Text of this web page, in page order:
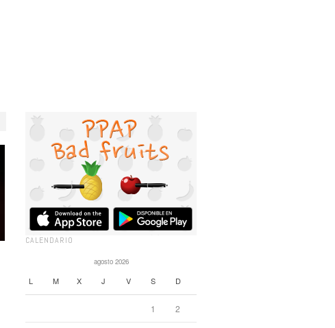
CALENDARIO
agosto 2026
L M X J V S D
1 2